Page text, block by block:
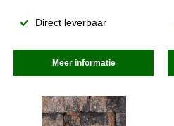
Direct leverbaar
Meer informatie